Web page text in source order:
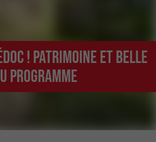
! Patrimoine et belle
programme